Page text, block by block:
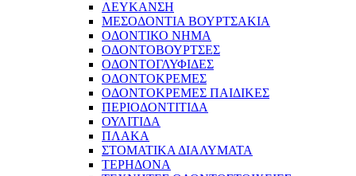
ΛΕΥΚΑΝΣΗ
ΜΕΣΟΔΟΝΤΙΑ ΒΟΥΡΤΣΑΚΙΑ
ΟΔΟΝΤΙΚΟ ΝΗΜΑ
ΟΔΟΝΤΟΒΟΥΡΤΣΕΣ
ΟΔΟΝΤΟΓΛΥΦΙΔΕΣ
ΟΔΟΝΤΟΚΡΕΜΕΣ
ΟΔΟΝΤΟΚΡΕΜΕΣ ΠΑΙΔΙΚΕΣ
ΠΕΡΙΟΔΟΝΤΙΤΙΔΑ
ΟΥΛΙΤΙΔΑ
ΠΛΑΚΑ
ΣΤΟΜΑΤΙΚΑ ΔΙΑΛΥΜΑΤΑ
ΤΕΡΗΔΟΝΑ